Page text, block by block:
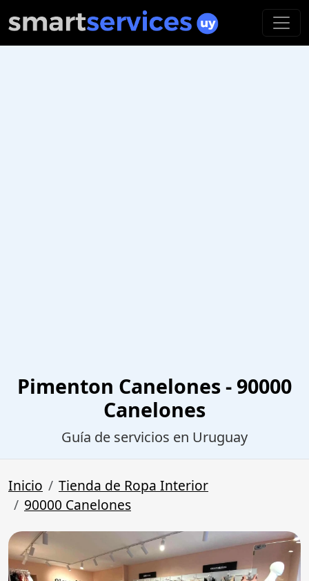
Pimenton Canelones - 90000
Canelones
Guía de servicios en Uruguay
Inicio
Tienda de Ropa Interior
90000 Canelones